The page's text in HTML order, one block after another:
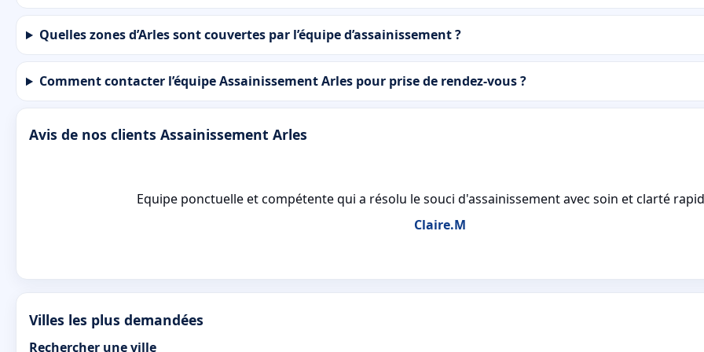
Quelles zones d’Arles sont couvertes par l’équipe d’assainissement ?
Comment contacter l’équipe Assainissement Arles pour prise de rendez-vous ?
Avis de nos clients Assainissement Arles
Equipe ponctuelle et compétente qui a résolu le souci d'assainissement avec soin et clarté
Claire.M
Villes les plus demandées
Rechercher une ville